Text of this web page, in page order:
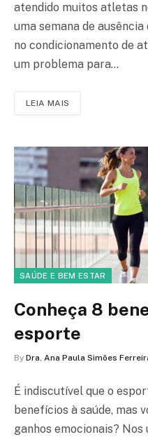
atendido muitos atletas
uma semana de
no condicionamento de
um problema para…
LEIA MAIS
SAÚDE E BEM ESTAR
Conheça 8
esporte
By Dra. Ana Paula Simões
É indiscutível que o
benefícios à saúde, mas
ganhos emocionais?